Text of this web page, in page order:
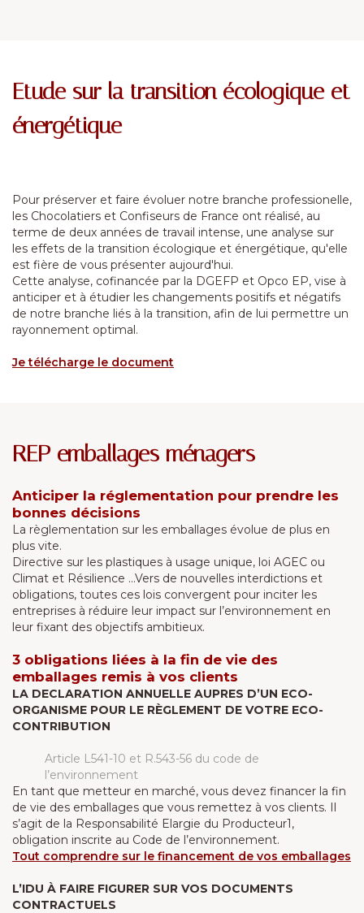
Etude sur la transition écologique et
énergétique
Pour préserver et faire évoluer notre branche professionelle,
les Chocolatiers et Confiseurs de France ont réalisé, au
terme de deux années de travail intense, une analyse sur
les effets de la transition écologique et énergétique, qu'elle
est fière de vous présenter aujourd'hui.
Cette analyse, cofinancée par la DGEFP et Opco EP, vise à
anticiper et à étudier les changements positifs et négatifs
de notre branche liés à la transition, afin de lui permettre un
rayonnement optimal.
Je télécharge le document
REP emballages ménagers
Anticiper la réglementation pour prendre les
bonnes décisions
La règlementation sur les emballages évolue de plus en
plus vite.
Directive sur les plastiques à usage unique, loi AGEC ou
Climat et Résilience ...Vers de nouvelles interdictions et
obligations, toutes ces lois convergent pour inciter les
entreprises à réduire leur impact sur l’environnement en
leur fixant des objectifs ambitieux.
3 obligations liées à la fin de vie des
emballages remis à vos clients
LA DECLARATION ANNUELLE AUPRES D’UN ECO-
ORGANISME POUR LE RÈGLEMENT DE VOTRE ECO-
CONTRIBUTION
Article L541-10 et R.543-56 du code de
l’environnement
En tant que metteur en marché, vous devez financer la fin
de vie des emballages que vous remettez à vos clients. Il
s’agit de la Responsabilité Elargie du Producteur1,
obligation inscrite au Code de l’environnement.
Tout comprendre sur le financement de vos emballages
L’IDU À FAIRE FIGURER SUR VOS DOCUMENTS
CONTRACTUELS